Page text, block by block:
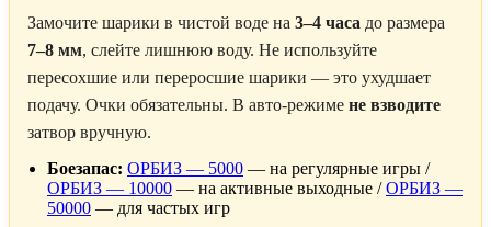
Замочите шарики в чистой воде на 3–4 часа до размера
7–8 мм, слейте лишнюю воду. Не используйте
пересохшие или переросшие шарики — это ухудшает
подачу. Очки обязательны. В авто-режиме не взводите
затвор вручную.
Боезапас: ОРБИЗ — 5000 — на регулярные игры /
ОРБИЗ — 10000 — на активные выходные /ОРБИЗ —
50000 — для частых игр